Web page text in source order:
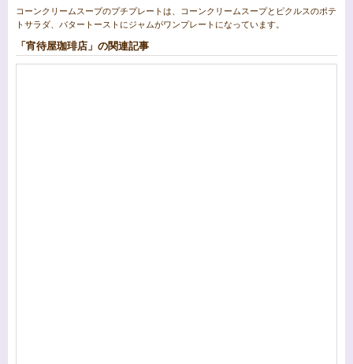
コーンクリームスープのプチプレートは、コーンクリームスープとピクルスのポテ
トサラダ、バタートーストにジャムがワンプレートになっています。
「宵待屋珈琲店」の関連記事